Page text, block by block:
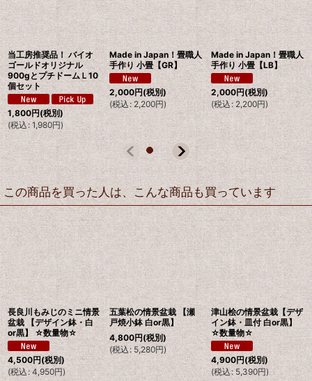
当工房推奨品！ バイオ
ゴールドオリジナル
900gとプチドームＬ10
個セット
1,800円(税別)
(税込 : 1,980円)
Made in Japan！畳職人
手作り 小畳【GR】
2,000円(税別)
(税込 : 2,200円)
Made in Japan！畳職人
手作り 小畳【LB】
2,000円(税別)
(税込 : 2,200円)
この商品を買った人は、こんな商品も買っています
長良川もみじのミニ情景
盆栽 【デザイン鉢・白
or黒】 ☆数量物☆
4,500円(税別)
(税込 : 4,950円)
五葉松の情景盆栽 【瀬
戸焼小鉢 白or黒】
4,800円(税別)
(税込: 5,280円)
津山桧の情景盆栽【デザ
イン鉢・皿付 白or黒】
☆数量物☆
4,900円(税別)
(税込 : 5,390円)